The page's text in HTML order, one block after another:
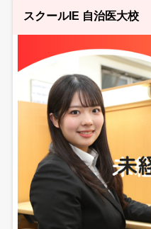
スクールIE 自治医大校